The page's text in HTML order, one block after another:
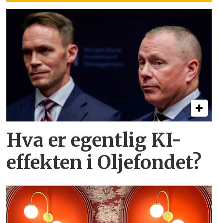
Hva er egentlig KI-
effekten i Oljefondet?